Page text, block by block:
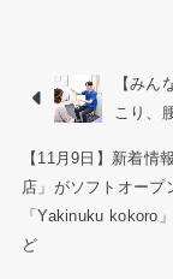
【み
こり、
【11月9日】新着
店」がソフトオープ
「Yakinuku kokoro
ど